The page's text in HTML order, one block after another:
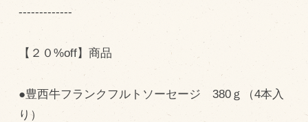
-------------
【２０%off】商品
●豊西牛フランクフルトソーセージ 380ｇ（4本入
り）
問い合わせ
法人のお客様
Facebook